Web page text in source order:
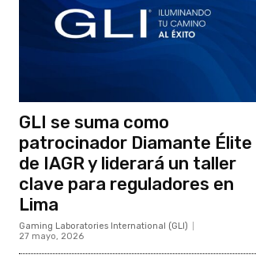
GLI se suma como
patrocinador Diamante Élite
de IAGR y liderará un taller
clave para reguladores en
Lima
Gaming Laboratories International (GLI)
27 mayo, 2026